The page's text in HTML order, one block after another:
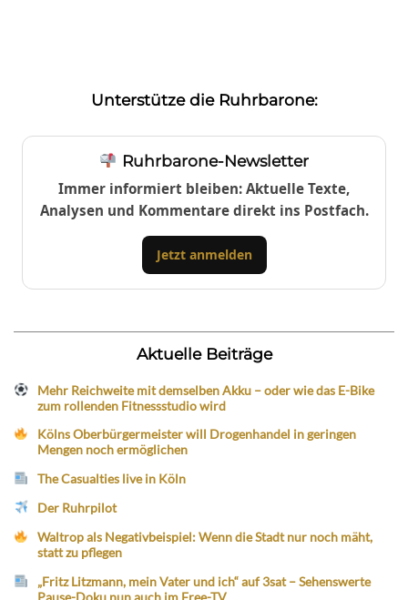
Unterstütze die Ruhrbarone:
Ruhrbarone-Newsletter
Immer informiert bleiben: Aktuelle Texte,
Analysen und Kommentare direkt ins Postfach.
Jetzt anmelden
Aktuelle Beiträge
Mehr Reichweite mit demselben Akku – oder wie das E-Bike
zum rollenden Fitnessstudio wird
Kölns Oberbürgermeister will Drogenhandel in geringen
Mengen noch ermöglichen
The Casualties live in Köln
Der Ruhrpilot
Waltrop als Negativbeispiel: Wenn die Stadt nur noch mäht,
statt zu pflegen
„Fritz Litzmann, mein Vater und ich“ auf 3sat – Sehenswerte
Pause-Doku nun auch im Free-TV